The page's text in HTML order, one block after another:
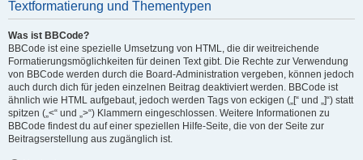
Textformatierung und Thementypen
Was ist BBCode?
BBCode ist eine spezielle Umsetzung von HTML, die dir weitreichende
Formatierungsmöglichkeiten für deinen Text gibt. Die Rechte zur Verwendung
von BBCode werden durch die Board-Administration vergeben, können jedoch
auch durch dich für jeden einzelnen Beitrag deaktiviert werden. BBCode ist
ähnlich wie HTML aufgebaut, jedoch werden Tags von eckigen („[“ und „]“) statt
spitzen („<“ und „>“) Klammern eingeschlossen. Weitere Informationen zu
BBCode findest du auf einer speziellen Hilfe-Seite, die von der Seite zur
Beitragserstellung aus zugänglich ist.